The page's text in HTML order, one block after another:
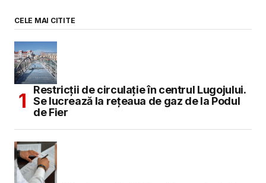
CELE MAI CITITE
Restricții de circulație în centrul Lugojului.
Se lucrează la rețeaua de gaz de la Podul
de Fier